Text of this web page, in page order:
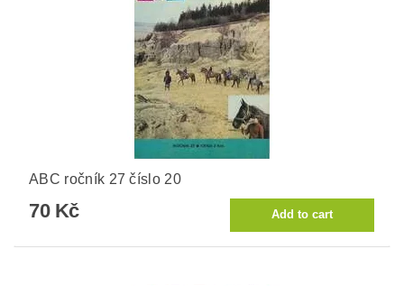
ABC ročník 27 číslo 20
70 Kč